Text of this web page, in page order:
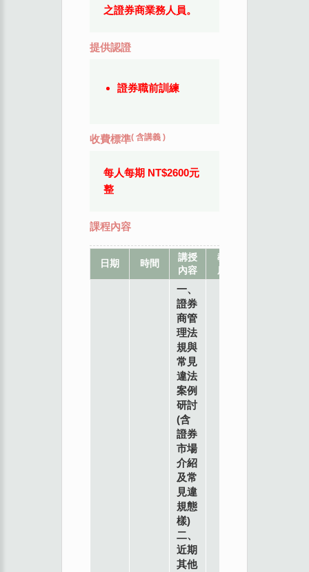
之證券商業務人員。
提供認證
證券職前訓練
收費標準( 含講義 )
每人每期 NT$2600元
整
課程內容
日期 時間
講授
內容
教
席
一、
證券
商管
理法
規與
常見
違法
案例
研討
(含
證券
市場
介紹
及常
見違
規態
樣)
二、
近期
其他